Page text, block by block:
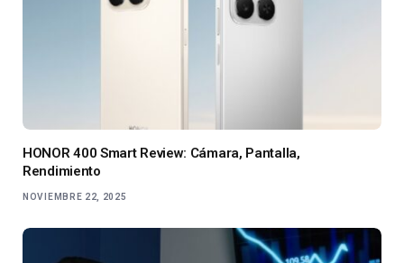
HONOR 400 Smart Review: Cámara, Pantalla,
Rendimiento
NOVIEMBRE 22, 2025